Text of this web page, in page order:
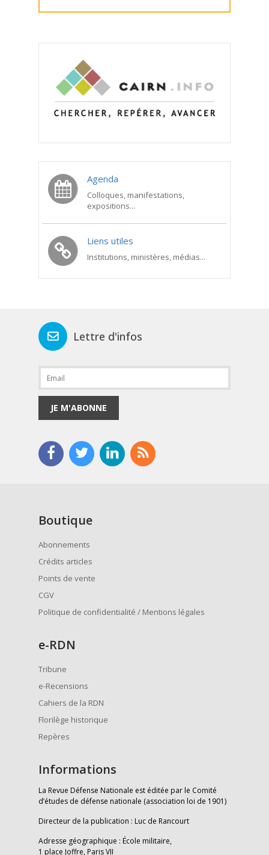
Agenda
Colloques, manifestations,
expositions...
Liens utiles
Institutions, ministères, médias...
Lettre d'infos
JE M'ABONNE
Boutique
Abonnements
Crédits articles
Points de vente
CGV
Politique de confidentialité / Mentions légales
e-RDN
Tribune
e-Recensions
Cahiers de la RDN
Florilège historique
Repères
Informations
La Revue Défense Nationale est éditée par le Comité
d’études de défense nationale (association loi de 1901)
Directeur de la publication : Luc de Rancourt
Adresse géographique : École militaire,
1 place Joffre, Paris VII